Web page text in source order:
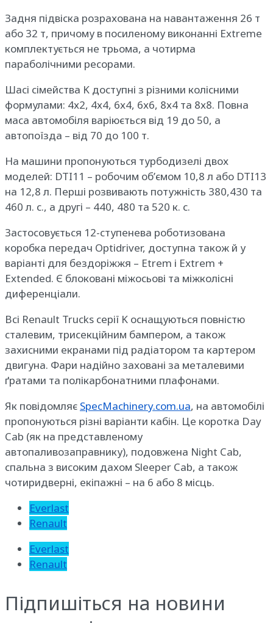
Задня підвіска розрахована на навантаження 26 т
або 32 т, причому в посиленому виконанні Extreme
комплектується не трьома, а чотирма
параболічними ресорами.
Шасі сімейства K доступні з різними колісними
формулами: 4х2, 4х4, 6х4, 6х6, 8х4 та 8х8. Повна
маса автомобіля варіюється від 19 до 50, а
автопоїзда – від 70 до 100 т.
На машини пропонуються турбодизелі двох
моделей: DTI11 – робочим об’ємом 10,8 л або DTI13
на 12,8 л. Перші розвивають потужність 380,430 та
460 л. с., а другі – 440, 480 та 520 к. с.
Застосовується 12-ступенева роботизована
коробка передач Optidriver, доступна також й у
варіанті для бездоріжжя – Etrem і Extrem +
Extended. Є блоковані міжосьові та міжколісні
диференціали.
Всі Renault Trucks серії K оснащуються повністю
сталевим, трисекційним бампером, а також
захисними екранами під радіатором та картером
двигуна. Фари надійно заховані за металевими
ґратами та полікарбонатними плафонами.
Як повідомляє SpecMachinery.com.ua, на автомобілі
пропонуються різні варіанти кабін. Це коротка Day
Cab (як на представленому
автопаливозаправнику), подовжена Night Cab,
спальна з високим дахом Sleeper Cab, а також
чотиридверні, екіпажні – на 6 або 8 місць.
Everlast
Renault
Everlast
Renault
Підпишіться на новини